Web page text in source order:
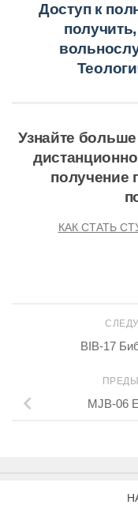
Доступ к
Узнайте больше
получение
КАК СТАТЬ
BIB-17
MJB-06